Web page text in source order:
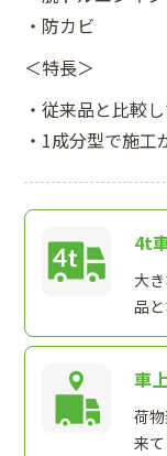
・防カビ
＜特長＞
・従来品と比較
・1成分型で施工
4t
大
品と
車
荷
来て